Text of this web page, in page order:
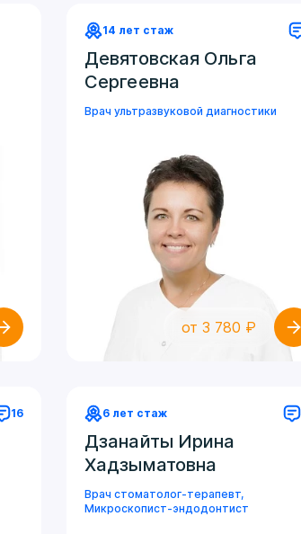
14 лет стаж
Девятовская Ольга
Сергеевна
Врач ультразвуковой диагностики
от 3 780 ₽
16 6 лет стаж
Дзанайты Ирина
Хадзыматовна
Врач стоматолог-терапевт,
Микроскопист-эндодонтист